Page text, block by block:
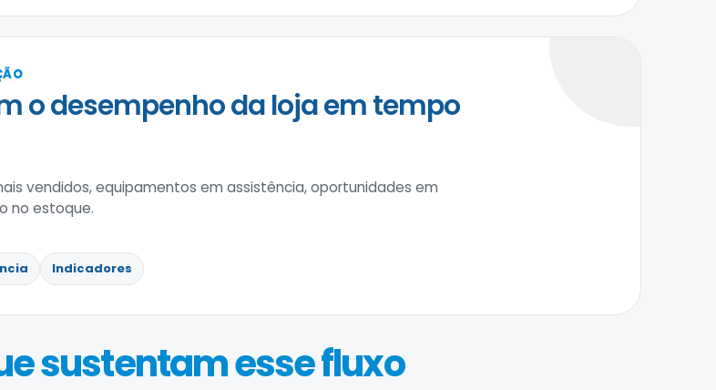
o desempenho da loja em tempo
vendidos, equipamentos em assistência, oportunidades em
no estoque.
Indicadores
sustentam esse fluxo